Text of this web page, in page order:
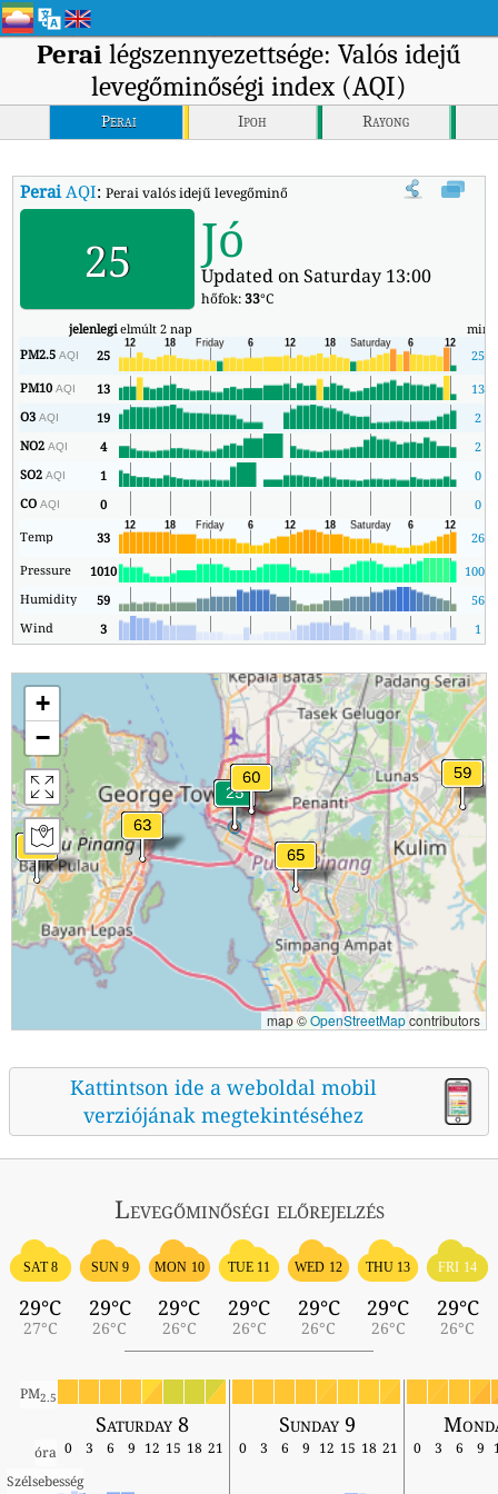
Perai légszennyezettsége: Valós idejű
levegőminőségi index (AQI)
Perai Ipoh Rayong
PeraiAQI:Perai valós idejű levegőminőségi indexe (AQI).
25 Jó
Updated on Saturday 13:00
hőfok:33°C
jelenlegielmúlt 2 nap min
PM2.5AQI 25 25
PM10AQI 13
13
O3AQI 19
2
NO2AQI 4
2
SO2AQI 1
0
COAQI 0
0
Temp
33
26
Pressure
1010 1005
Humidity
59
56
Wind
3 1
+
−
map ©OpenStreetMapcontributors
Kattintson ide a weboldal mobil
verziójának megtekintéséhez
Levegőminőségi előrejelzés
SAT 8
29°C
27°C
SUN 9
29°C
26°C
MON 10
29°C
26°C
TUE 11
29°C
26°C
WED 12
29°C
26°C
THU 13
29°C
26°C
FRI 14
29°C
26°C
PM2.5
Saturday 8 Sunday 9
óra 0 3 6 9 12 15 18 21 0 3 6 9 12 15 18 21 0 3 6 9
Szélsebesség